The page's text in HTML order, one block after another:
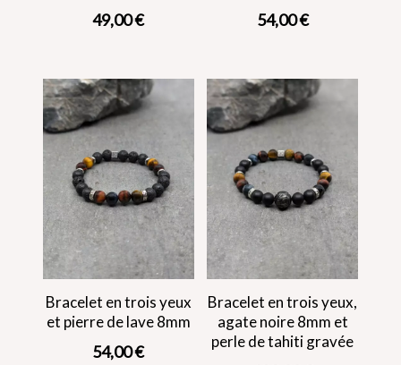
49,00€ 54,00€
Bracelet en trois yeux
et pierre de lave 8mm
54,00€
Bracelet en trois yeux,
agate noire 8mm et
perle de tahiti gravée